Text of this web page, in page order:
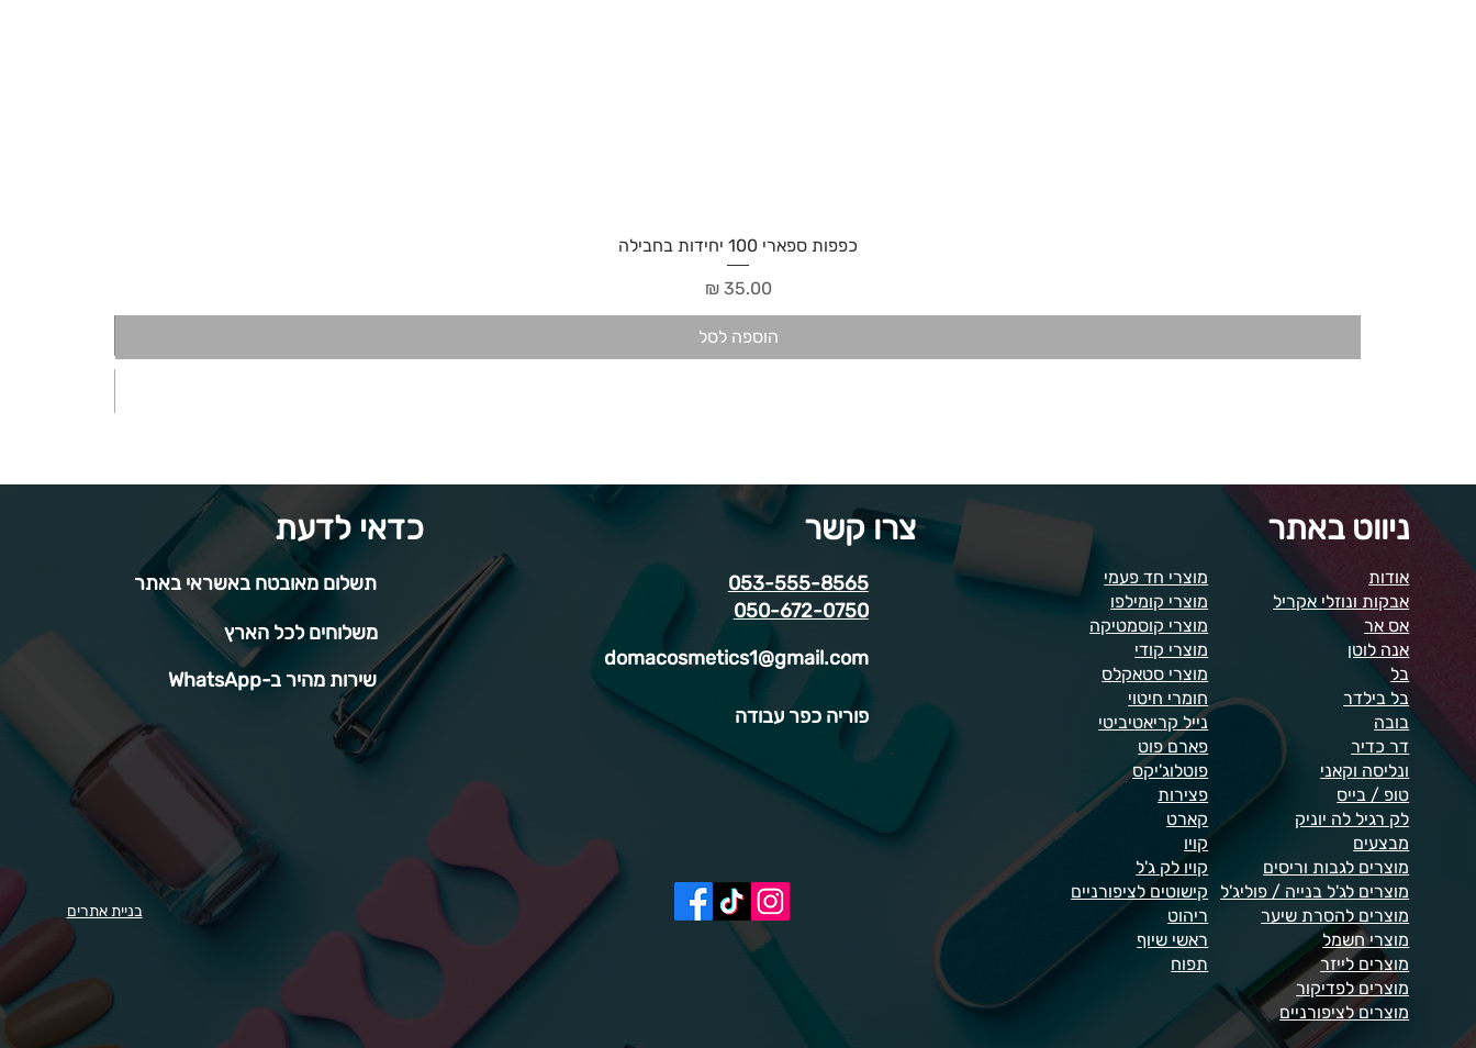
כפפות ספארי 100 יחידות בחבילה
מחיר‏35.00 ‏₪
הוספה לסל
כדאי לדעת
תשלום מאובטח באשראי באתר
משלוחים לכל הארץ
שירות מהיר ב-WhatsApp
בניית אתרים
צרו קשר
053-555-8565
050-672-0750
domacosmetics1@gmail.com
פוריה כפר עבודה
ניווט באתר
מוצרי חד פעמי
מוצרי קומילפו
מוצרי קוסמטיקה
מוצרי קודי
מוצרי סטאקלס
חומרי חיטוי
נייל קריאטיביטי
פארם פוט
פוטלוג'יקס
פצירות
קארט
קויו
קויו לק ג'ל
קישוטים לציפורניים
ריהוט
ראשי שיוף
תפוח
אודות
אבקות ונוזלי אקריל
אס אר
אנה לוטן
בל
בל בילדר
בובה
דר כדיר
ונליסה וקאני
טופ / בייס
לק רגיל לה יוניק
מבצעים
מוצרים לגבות וריסים
מוצרים לג'ל בנייה / פוליג'ל
מוצרים להסרת שיער
מוצרי חשמל
מוצרים לייזר
מוצרים לפדיקור
מוצרים לציפורניים